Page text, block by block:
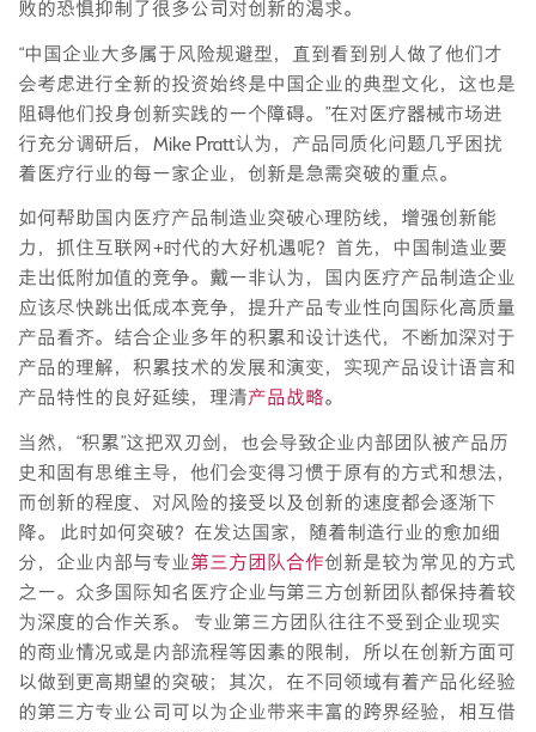
败的恐惧抑制了很多公司对创新的渴求。
“中国企业大多属于风险规避型，直到看到别人做了他们才
会考虑进行全新的投资始终是中国企业的典型文化，这也是
阻碍他们投身创新实践的一个障碍。”在对医疗器械市场进
行充分调研后，Mike Pratt认为，产品同质化问题几乎困扰
着医疗行业的每一家企业，创新是急需突破的重点。
如何帮助国内医疗产品制造业突破心理防线，增强创新能
力，抓住互联网+时代的大好机遇呢？首先，中国制造业要
走出低附加值的竞争。戴一非认为，国内医疗产品制造企业
应该尽快跳出低成本竞争，提升产品专业性向国际化高质量
产品看齐。结合企业多年的积累和设计迭代，不断加深对于
产品的理解，积累技术的发展和演变，实现产品设计语言和
产品特性的良好延续，理清产品战略。
当然，“积累”这把双刃剑，也会导致企业内部团队被产品历
史和固有思维主导，他们会变得习惯于原有的方式和想法，
而创新的程度、对风险的接受以及创新的速度都会逐渐下
降。 此时如何突破？在发达国家，随着制造行业的愈加细
分，企业内部与专业第三方团队合作创新是较为常见的方式
之一。众多国际知名医疗企业与第三方创新团队都保持着较
为深度的合作关系。 专业第三方团队往往不受到企业现实
的商业情况或是内部流程等因素的限制，所以在创新方面可
以做到更高期望的突破；其次，在不同领域有着产品化经验
的第三方专业公司可以为企业带来丰富的跨界经验，相互借